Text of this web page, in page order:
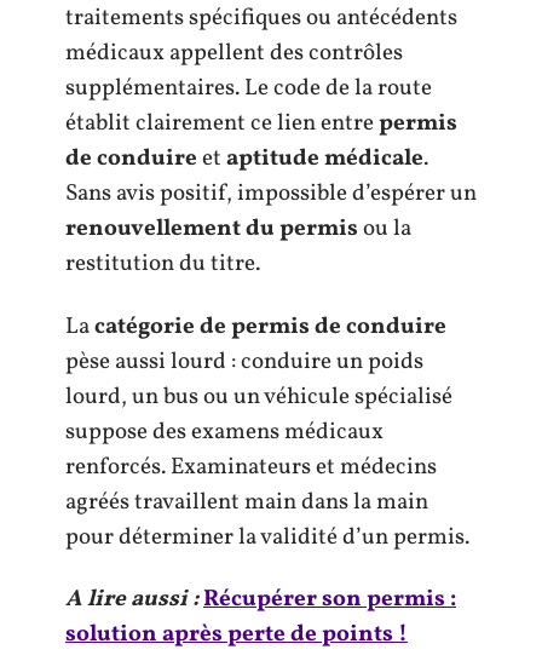
traitements spécifiques ou antécédents
médicaux appellent des contrôles
supplémentaires. Le code de la route
établit clairement ce lien entrepermis
de conduireetaptitude médicale.
Sans avis positif, impossible d’espérer un
renouvellement du permisou la
restitution du titre.
Lacatégorie de permis de conduire
pèse aussi lourd : conduire un poids
lourd, un bus ou un véhicule spécialisé
suppose des examens médicaux
renforcés. Examinateurs et médecins
agréés travaillent main dans la main
pour déterminer la validité d’un permis.
A lire aussi :Récupérer son permis :
solution après perte de points !